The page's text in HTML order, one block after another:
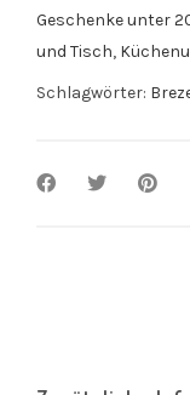
Geschenke unter
und Tisch,
Schlagwörter: